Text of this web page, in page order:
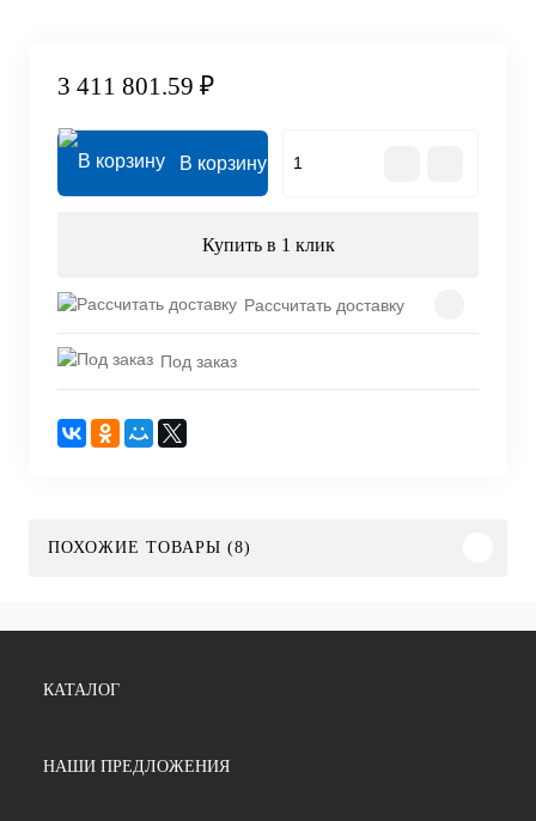
3 411 801.59 ₽
В корзину
Купить в 1 клик
Рассчитать доставку
Под заказ
ПОХОЖИЕ ТОВАРЫ (8)
КАТАЛОГ
НАШИ ПРЕДЛОЖЕНИЯ